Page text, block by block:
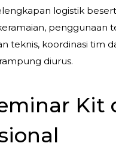
logistik
penggunaan
teknis, koordinasi tim
diurus.
Kit